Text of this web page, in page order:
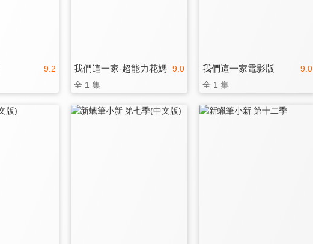
9.2 9.0
我們這一家-超能力花媽
全 1 集
9.0
我們這一家電影版
全 1 集